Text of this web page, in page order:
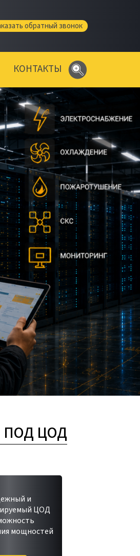
обратный звонок
КОНТАКТЫ
ЦОД
и
ЦОД
мощностей